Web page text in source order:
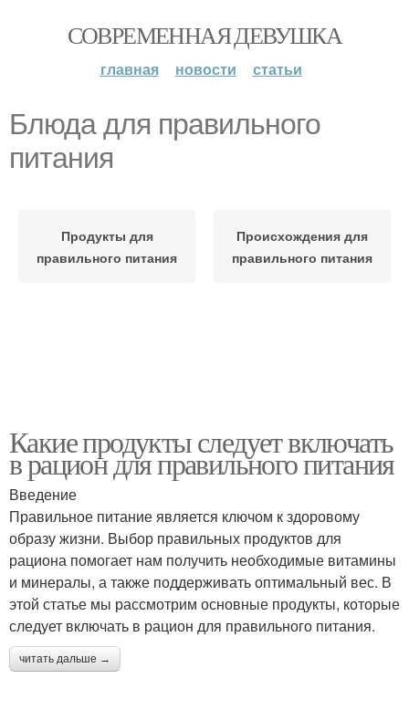
СОВРЕМЕННАЯ ДЕВУШКА
главная новости статьи
Блюда для правильного
питания
Продукты для
правильного питания
Происхождения для
правильного питания
Какие продукты следует включать
в рацион для правильного питания
Введение
Правильное питание является ключом к здоровому
образу жизни. Выбор правильных продуктов для
рациона помогает нам получить необходимые витамины
и минералы, а также поддерживать оптимальный вес. В
этой статье мы рассмотрим основные продукты, которые
следует включать в рацион для правильного питания.
читать дальше →